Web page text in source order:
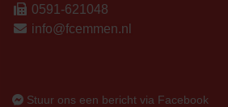
0591-621048
info@fcemmen.nl
Stuur ons een bericht via Facebook